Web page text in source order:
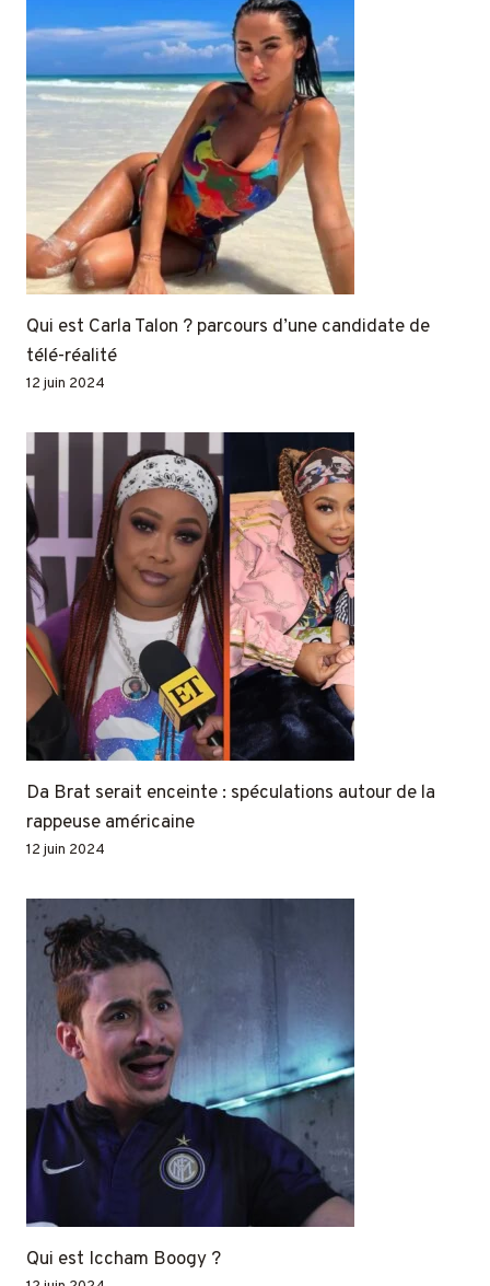
Qui est Carla Talon ? parcours d’une candidate de
télé-réalité
12 juin 2024
Da Brat serait enceinte : spéculations autour de la
rappeuse américaine
12 juin 2024
Qui est Iccham Boogy ?